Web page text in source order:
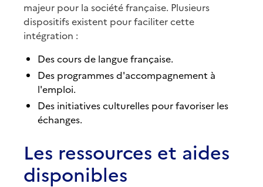
majeur pour la société française. Plusieurs
dispositifs existent pour faciliter cette
intégration :
Des cours de langue française.
Des programmes d'accompagnement à
l'emploi.
Des initiatives culturelles pour favoriser les
échanges.
Les ressources et aides
disponibles